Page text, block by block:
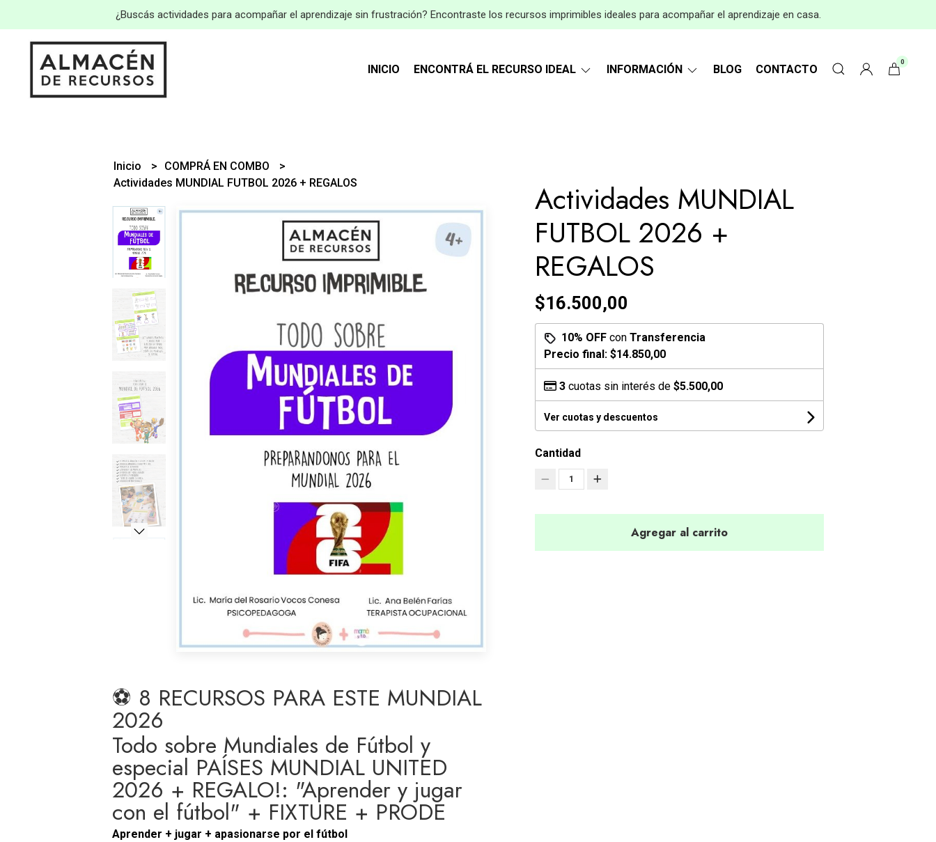
¿Buscás actividades para acompañar el aprendizaje sin frustración? Encontraste los recursos imprimibles ideales para acompañar el aprendizaje en casa.
INICIO ENCONTRÁ EL RECURSO IDEAL INFORMACIÓN BLOG CONTACTO
0
Inicio
COMPRÁ EN COMBO
Actividades MUNDIAL FUTBOL 2026 + REGALOS
⚽ 8 RECURSOS PARA ESTE MUNDIAL
2026
Todo sobre Mundiales de Fútbol y
especial PAÍSES MUNDIAL UNITED
2026 + REGALO!: "Aprender y jugar
con el fútbol" + FIXTURE + PRODE
Aprender + jugar + apasionarse por el fútbol
Actividades MUNDIAL
FUTBOL 2026 +
REGALOS
$16.500,00
10% OFFcon Transferencia
Precio final: $14.850,00
3cuotas sin interés de $5.500,00
Ver cuotas y descuentos
Cantidad
1
Agregar al carrito